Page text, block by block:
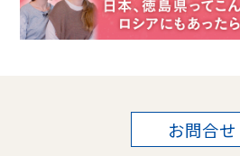
お問合せ